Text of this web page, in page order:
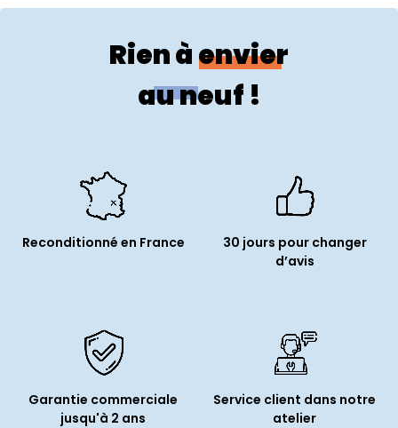
Rien à envier
au neuf !
Reconditionné en France
30 jours pour changer
d’avis
Garantie commerciale
jusqu'à 2 ans
Service client dans notre
atelier